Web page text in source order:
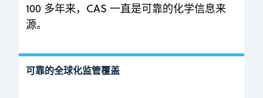
100 多年来，CAS 一直是可靠的化学信息来
源。
可靠的全球化监管覆盖